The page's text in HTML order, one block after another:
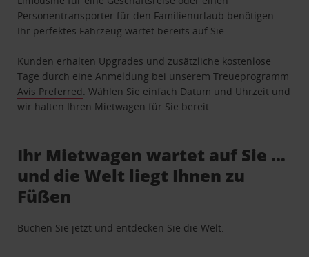
Personentransporter für den Familienurlaub benötigen –
Ihr perfektes Fahrzeug wartet bereits auf Sie.
Kunden erhalten Upgrades und zusätzliche kostenlose
Tage durch eine Anmeldung bei unserem Treueprogramm
Avis Preferred . Wählen Sie einfach Datum und Uhrzeit und
wir halten Ihren Mietwagen für Sie bereit.
Ihr Mietwagen wartet auf Sie …
und die Welt liegt Ihnen zu
Füßen
Buchen Sie jetzt und entdecken Sie die Welt.